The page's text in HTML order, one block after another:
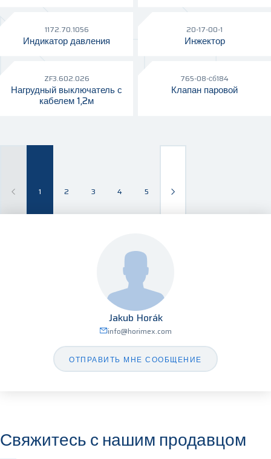
1172.70.1056
Индикатор давления
20-17-00-1
Инжектор
ZF3.602.026
Нагрудный выключатель с
кабелем 1,2м
765-08-сб184
Клапан паровой
1 2 3 4 5
Jakub Horák
info@horimex.com
ОТПРАВИТЬ МНЕ СООБЩЕНИЕ
Свяжитесь с нашим продавцом